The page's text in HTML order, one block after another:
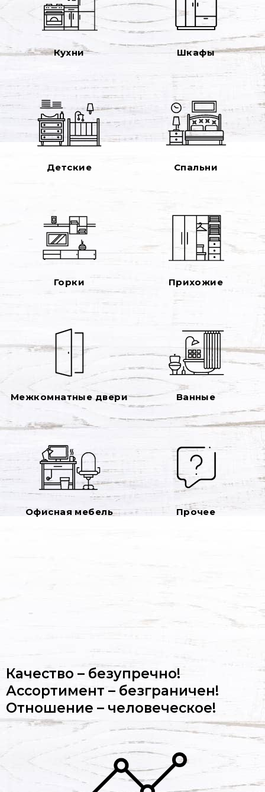
Кухни Шкафы
Детские Спальни
Горки Прихожие
Межкомнатные двери Ванные
Офисная мебель Прочее
Качество – безупречно!
Ассортимент – безграничен!
Отношение – человеческое!